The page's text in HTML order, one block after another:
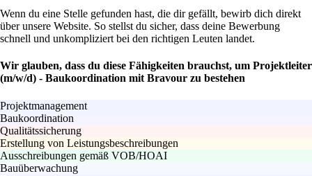
Wenn du eine Stelle gefunden hast, die dir gefällt, bewirb dich direkt
über unsere Website. So stellst du sicher, dass deine Bewerbung
schnell und unkompliziert bei den richtigen Leuten landet.
Wir glauben, dass du diese Fähigkeiten brauchst, um Projektleiter
(m/w/d) - Baukoordination mit Bravour zu bestehen
Projektmanagement
Baukoordination
Qualitätssicherung
Erstellung von Leistungsbeschreibungen
Ausschreibungen gemäß VOB/HOAI
Bauüberwachung